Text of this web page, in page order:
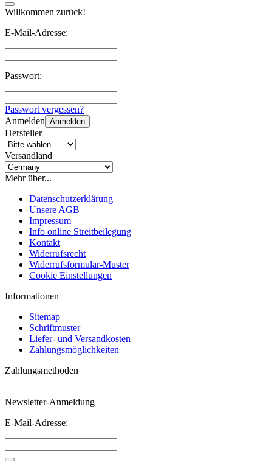
Willkommen zurück!
E-Mail-Adresse:
Passwort:
Passwort vergessen?
Anmelden Anmelden
Hersteller
Versandland
Mehr über...
Datenschutzerklärung
Unsere AGB
Impressum
Info online Streitbeilegung
Kontakt
Widerrufsrecht
Widerrufsformular-Muster
Cookie Einstellungen
Informationen
Sitemap
Schriftmuster
Liefer- und Versandkosten
Zahlungsmöglichkeiten
Zahlungsmethoden
Newsletter-Anmeldung
E-Mail-Adresse: